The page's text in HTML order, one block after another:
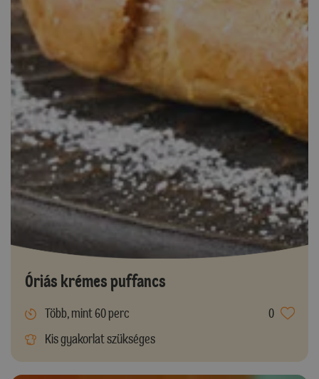
Óriás krémes puffancs
Több, mint 60 perc
0
Kis gyakorlat szükséges